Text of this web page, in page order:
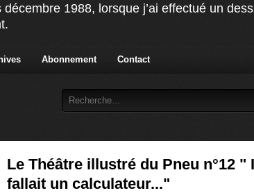
1988, lorsque j’ai effectué un
Abonnement Contact
Le Théâtre illustré du Pneu n°12 "
fallait un calculateur..."